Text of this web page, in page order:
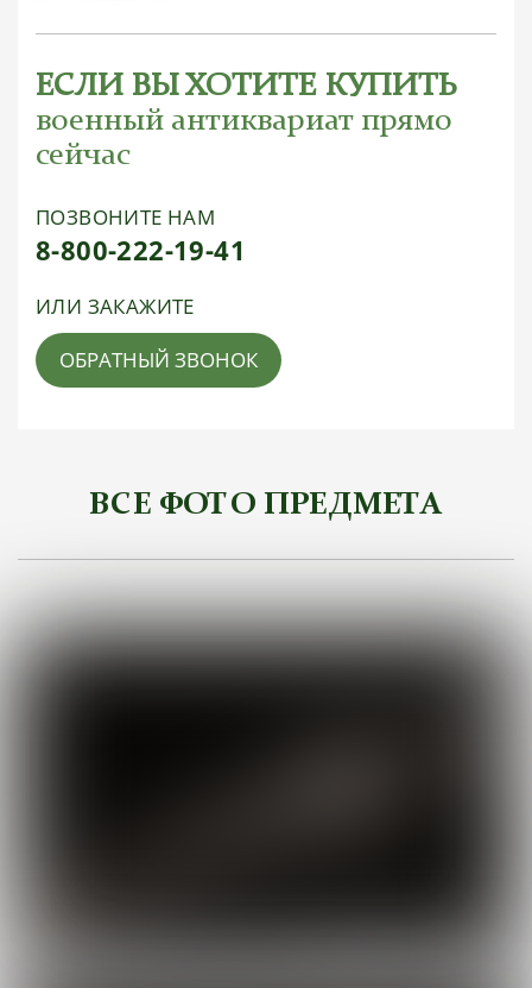
ЕСЛИ ВЫ ХОТИТЕ КУПИТЬ
военный антиквариат прямо
сейчас
ПОЗВОНИТЕ НАМ
8-800-222-19-41
ИЛИ ЗАКАЖИТЕ
ОБРАТНЫЙ ЗВОНОК
ВСЕ ФОТО ПРЕДМЕТА